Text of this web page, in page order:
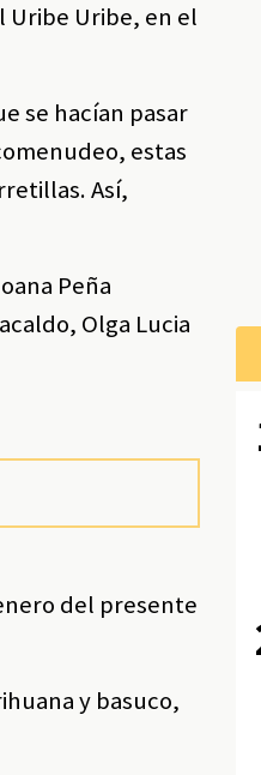
Uribe Uribe, en el
se hacían pasar
estas
Así,
Peña
Olga Lucia
del presente
y basuco,